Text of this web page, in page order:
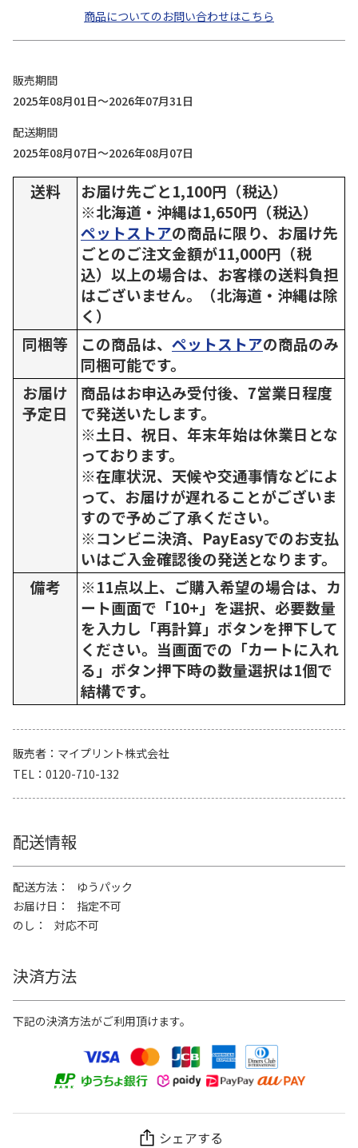
商品についてのお問い合わせはこちら
販売期間
2025年08月01日～2026年07月31日
配送期間
2025年08月07日～2026年08月07日
送料
お届け先ごと1,100円（税込）
※北海道・沖縄は1,650円（税込）
ペットストアの商品に限り、お届け先
ごとのご注文金額が11,000円（税
込）以上の場合は、お客様の送料負担
はございません。（北海道・沖縄は除
く）
同梱等
この商品は、 ペットストアの商品のみ
同梱可能です。
お届け
予定日
商品はお申込み受付後、7営業日程度
で発送いたします。
※土日、祝日、年末年始は休業日とな
っております。
※在庫状況、天候や交通事情などによ
って、お届けが遅れることがございま
すので予めご了承ください。
※コンビニ決済、PayEasyでのお支払
いはご入金確認後の発送となります。
備考
※11点以上、ご購入希望の場合は、カ
ート画面で「10+」を選択、必要数量
を入力し「再計算」ボタンを押下して
ください。当画面での「カートに入れ
る」ボタン押下時の数量選択は1個で
結構です。
販売者
マイプリント株式会社
TEL
0120-710-132
配送情報
配送方法
ゆうパック
お届け日
指定不可
のし
対応不可
決済方法
下記の決済方法がご利用頂けます。
シェアする